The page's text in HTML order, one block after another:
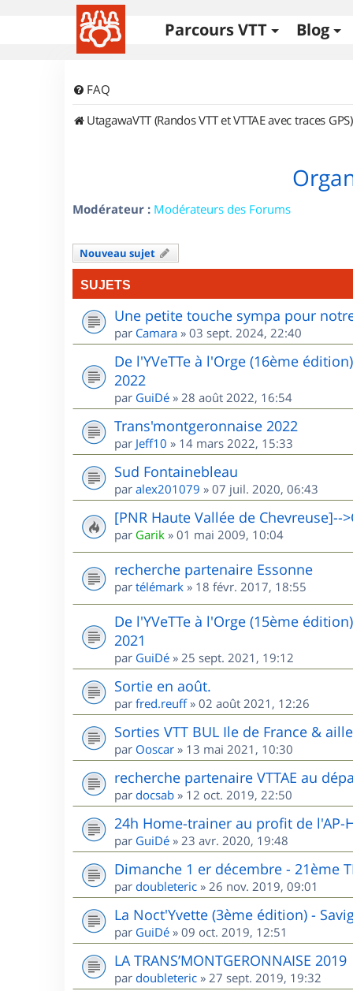
Parcours VTT Blog
FAQ
UtagawaVTT (Randos VTT et VTTAE avec traces GPS)
Modérateur : Modérateurs des Forums
Nouveau sujet
SUJETS
Une petite touche sympa pour
par Camara » 03 sept. 2024, 22:40
De l'YVeTTe à l'Orge (16ème
2022
par GuiDé » 28 août 2022, 16:54
Trans'montgeronnaise 2022
par Jeff10 » 14 mars 2022, 15:33
Sud Fontainebleau
par alex201079 » 07 juil. 2020, 06:43
[PNR Haute Vallée de
par Garik » 01 mai 2009, 10:04
recherche partenaire Essonne
par télémark » 18 févr. 2017, 18:55
De l'YVeTTe à l'Orge (15ème
2021
par GuiDé » 25 sept. 2021, 19:12
Sortie en août.
par fred.reuff» 02 août 2021, 12:26
Sorties VTT BUL Ile de France &
par Ooscar » 13 mai 2021, 10:30
recherche partenaire VTTAE au
par docsab » 12 oct. 2019, 22:50
24h Home-trainer au profit de l'AP-
par GuiDé » 23 avr. 2020, 19:48
Dimanche 1 er décembre - 21ème
par doubleteric » 26 nov. 2019, 09:01
La Noct'Yvette (3ème édition) -
par GuiDé » 09 oct. 2019, 12:51
LA TRANS’MONTGERONNAISE 2019
par doubleteric » 27 sept. 2019, 19:32